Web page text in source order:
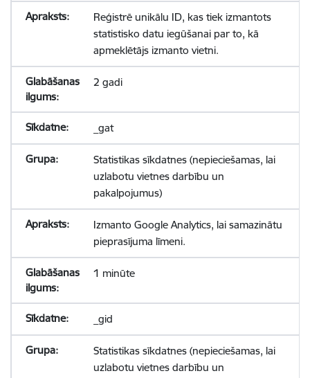
Reģistrē unikālu ID, kas tiek izmantots
statistisko datu iegūšanai par to, kā
apmeklētājs izmanto vietni.
2 gadi
_gat
Statistikas sīkdatnes (nepieciešamas, lai
uzlabotu vietnes darbību un
pakalpojumus)
Izmanto Google Analytics, lai samazinātu
pieprasījuma līmeni.
1 minūte
_gid
Statistikas sīkdatnes (nepieciešamas, lai
uzlabotu vietnes darbību un